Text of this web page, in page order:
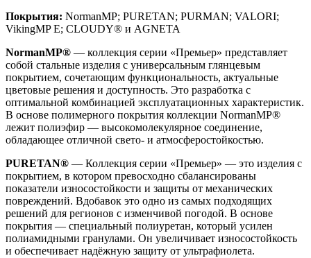
Покрытия: NormanMP; PURETAN; PURMAN; VALORI;
VikingMP E; CLOUDY® и AGNETA
NormanMP® — коллекция серии «Премьер» представляет
собой стальные изделия с универсальным глянцевым
покрытием, сочетающим функциональность, актуальные
цветовые решения и доступность. Это разработка с
оптимальной комбинацией эксплуатационных характеристик.
В основе полимерного покрытия коллекции NormanMP®
лежит полиэфир — высокомолекулярное соединение,
обладающее отличной свето- и атмосферостойкостью.
PURETAN® — Коллекция серии «Премьер» — это изделия с
покрытием, в котором превосходно сбалансированы
показатели износостойкости и защиты от механических
повреждений. Вдобавок это одно из самых подходящих
решений для регионов с изменчивой погодой. В основе
покрытия — специальный полиуретан, который усилен
полиамидными гранулами. Он увеличивает износостойкость
и обеспечивает надёжную защиту от ультрафиолета.